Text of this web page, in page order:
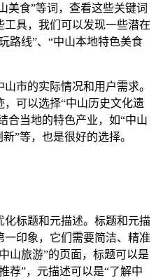
美食”等词，查看这些关键词
具，我们可以发现一些潜在
路线”、“中山本地特色美食
市的实际情况和用户需求。
可以选择“中山历史文化遗
合当地的特色产业，如“中山
”等，也是很好的选择。
标题和元描述。标题和元描
印象，它们需要简洁、精准
山旅游”的页面，标题可以是
荐”，元描述可以是“了解中